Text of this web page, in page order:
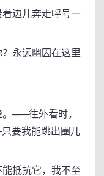
边儿奔走呼号一
永远幽囚在这里
─—往外看时，
要我能跳出圈儿
抵抗它，我不至